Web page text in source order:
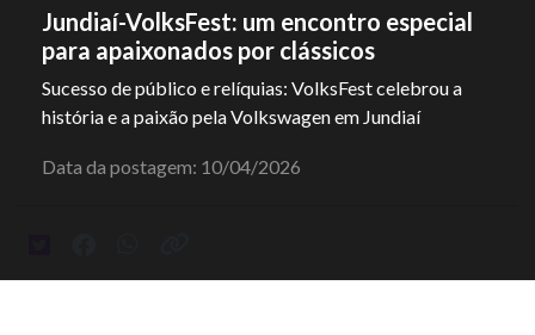
Jundiaí-VolksFest: um encontro especial
para apaixonados por clássicos
Sucesso de público e relíquias: VolksFest celebrou a
história e a paixão pela Volkswagen em Jundiaí
Data da postagem: 10/04/2026